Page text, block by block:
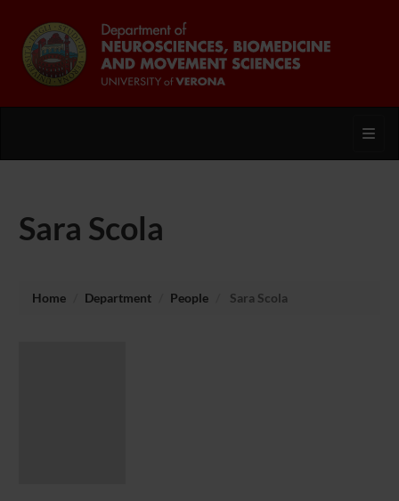
Sara Scola
Home Department People Sara Scola